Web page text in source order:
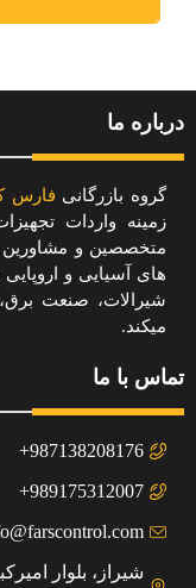
درباره ما
گروه بازرگانی فارس
زمینه واردات
متخصصین و مشاورین
های آسیایی و اروپایی
شیرالات، صنعت برق،
میکند.
تماس با ما
987138208176+
989175312007+
شیراز، بلوار